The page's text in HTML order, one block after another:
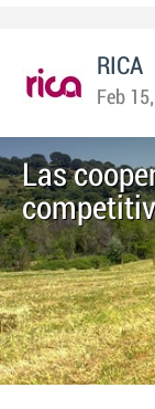
RICA
Feb
Las